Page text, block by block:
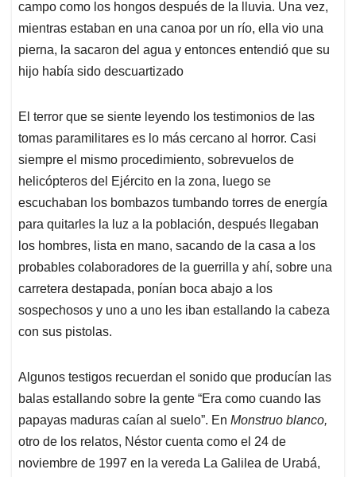
campo como los hongos después de la lluvia. Una vez,
mientras estaban en una canoa por un río, ella vio una
pierna, la sacaron del agua y entonces entendió que su
hijo había sido descuartizado
El terror que se siente leyendo los testimonios de las
tomas paramilitares es lo más cercano al horror. Casi
siempre el mismo procedimiento, sobrevuelos de
helicópteros del Ejército en la zona, luego se
escuchaban los bombazos tumbando torres de energía
para quitarles la luz a la población, después llegaban
los hombres, lista en mano, sacando de la casa a los
probables colaboradores de la guerrilla y ahí, sobre una
carretera destapada, ponían boca abajo a los
sospechosos y uno a uno les iban estallando la cabeza
con sus pistolas.
Algunos testigos recuerdan el sonido que producían las
balas estallando sobre la gente “Era como cuando las
papayas maduras caían al suelo”. En Monstruo blanco,
otro de los relatos, Néstor cuenta como el 24 de
noviembre de 1997 en la vereda La Galilea de Urabá,